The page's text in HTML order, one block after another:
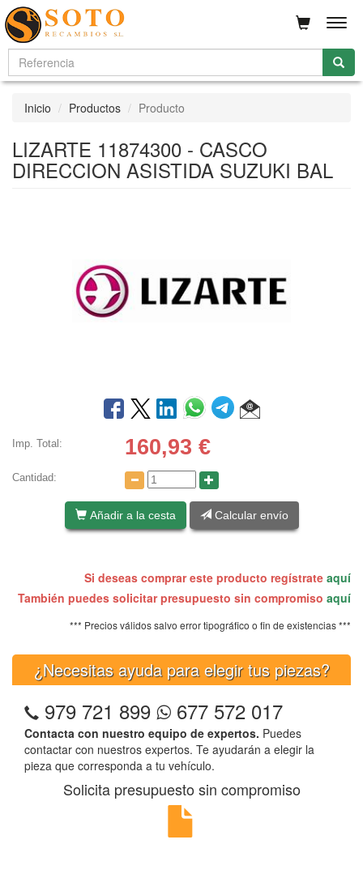
Inicio Productos Producto
LIZARTE 11874300 - CASCO
DIRECCION ASISTIDA SUZUKI BAL
Imp. Total: 160,93 €
Cantidad:
Añadir a la cesta Calcular envío
Si deseas comprar este producto regístrate aquí
También puedes solicitar presupuesto sin compromiso aquí
*** Precios válidos salvo error tipográfico o fin de existencias ***
¿Necesitas ayuda para elegir tus piezas?
979 721 899 677 572 017
Contacta con nuestro equipo de expertos. Puedes
contactar con nuestros expertos. Te ayudarán a elegir la
pieza que corresponda a tu vehículo.
Solicita presupuesto sin compromiso